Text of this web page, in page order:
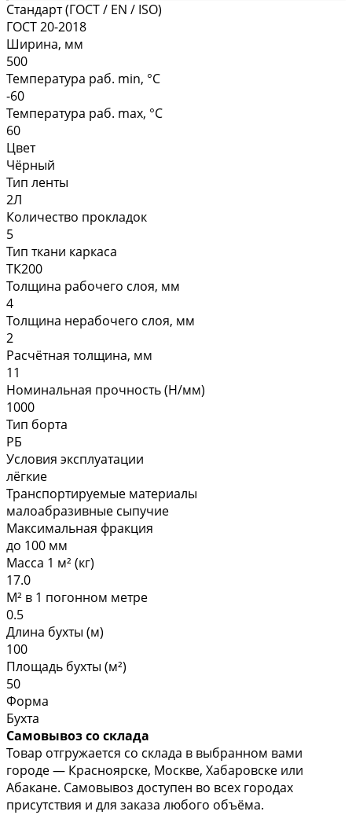
Стандарт (ГОСТ / EN / ISO)
ГОСТ 20-2018
Ширина, мм
500
Температура раб. min, °C
-60
Температура раб. max, °C
60
Цвет
Чёрный
Тип ленты
2Л
Количество прокладок
5
Тип ткани каркаса
ТК200
Толщина рабочего слоя, мм
4
Толщина нерабочего слоя, мм
2
Расчётная толщина, мм
11
Номинальная прочность (Н/мм)
1000
Тип борта
РБ
Условия эксплуатации
лёгкие
Транспортируемые материалы
малоабразивные сыпучие
Максимальная фракция
до 100 мм
Масса 1 м² (кг)
17.0
М² в 1 погонном метре
0.5
Длина бухты (м)
100
Площадь бухты (м²)
50
Форма
Бухта
Самовывоз со склада
Товар отгружается со склада в выбранном вами
городе — Красноярске, Москве, Хабаровске или
Абакане. Самовывоз доступен во всех городах
присутствия и для заказа любого объёма.